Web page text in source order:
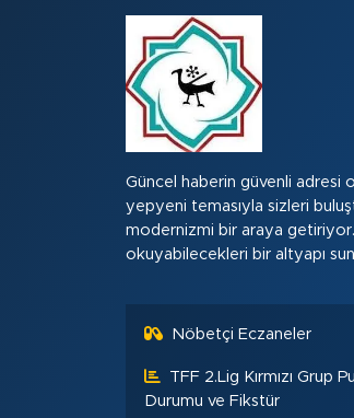
Güncel haberin güvenli adresi
yepyeni temasıyla sizleri
modernizmi bir araya
okuyabilecekleri bir altyapı
Nöbetçi Eczaneler
TFF 2.Lig Kırmızı Grup
Durumu ve Fikstür